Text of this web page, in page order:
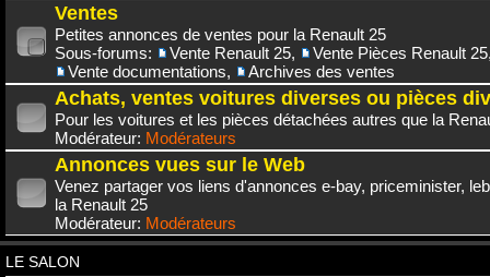
Ventes
Petites annonces de ventes pour la Renault 25
Sous-forums:
Vente Renault 25, Vente Pièces Renault 25
Vente documentations, Archives des ventes
Achats, ventes voitures diverses ou pièces
Pour les voitures et les pièces détachées autres que la
Modérateur: Modérateurs
Annonces vues sur le Web
Venez partager vos liens d'annonces e-bay, priceminister,
la Renault 25
Modérateur: Modérateurs
LE SALON